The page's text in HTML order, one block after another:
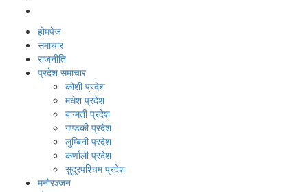
होमपेज
समाचार
राजनीति
प्रदेश समाचार
कोशी प्रदेश
मधेश प्रदेश
बाग्मती प्रदेश
गण्डकी प्रदेश
लुम्बिनी प्रदेश
कर्णाली प्रदेश
सुदूरपश्‍चिम प्रदेश
मनोरञ्‍जन